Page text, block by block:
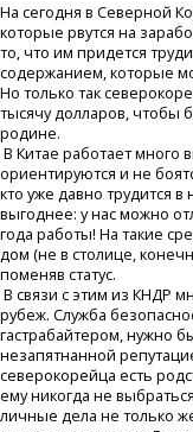
На сегодня в Северной
которые рвутся на
то, что им придется
содержанием, которые
Но только так
тысячу долларов, чтобы
родине.
В Китае работает много
ориентируются и не
кто уже давно трудится
выгоднее: у нас можно
года работы! На такие
дом (не в столице,
поменяв статус.
В связи с этим из КНДР
рубеж. Служба
гастрабайтером, нужно
незапятнанной
северокорейца есть
ему никогда не
личные дела не только